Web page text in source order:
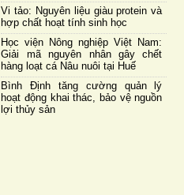
Vi tảo: Nguyên liệu giàu protein và
hợp chất hoạt tính sinh học
Học viện Nông nghiệp Việt Nam:
Giải mã nguyên nhân gây chết
hàng loạt cá Nâu nuôi tại Huế
Bình Định tăng cường quản lý
hoạt động khai thác, bảo vệ nguồn
lợi thủy sản